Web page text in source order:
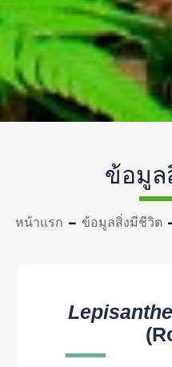
ข้อมูล
หน้าแรก ข้อมูลสิ่งมีชีวิต